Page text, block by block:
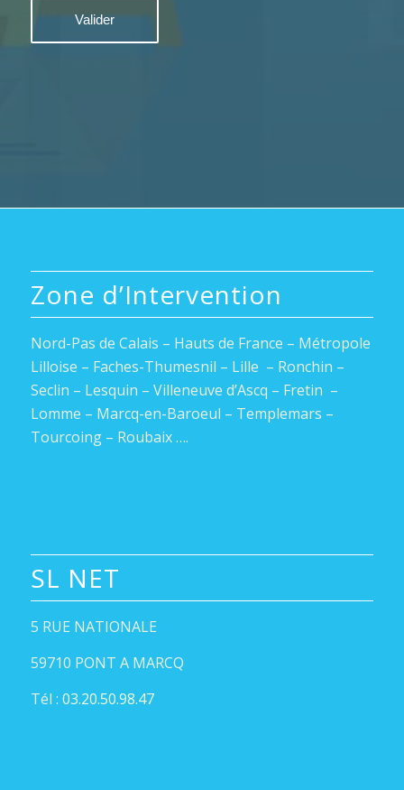
Zone d’Intervention
Nord-Pas de Calais – Hauts de France – Métropole
Lilloise – Faches-Thumesnil – Lille – Ronchin –
Seclin – Lesquin – Villeneuve d’Ascq – Fretin –
Lomme – Marcq-en-Baroeul – Templemars –
Tourcoing – Roubaix ….
SL NET
5 RUE NATIONALE
59710 PONT A MARCQ
Tél : 03.20.50.98.47